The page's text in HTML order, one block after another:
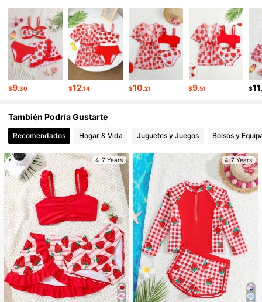
4.94 112K Seguidores
4.94 112K Seguidores
, Te podría gustar
$9.30 $12.14 $10.21 $9.51 $11
También Podría Gustarte
Recomendados Hogar & Vida Juguetes y Juegos Bolsos y
4-7 Years 4-7 Years